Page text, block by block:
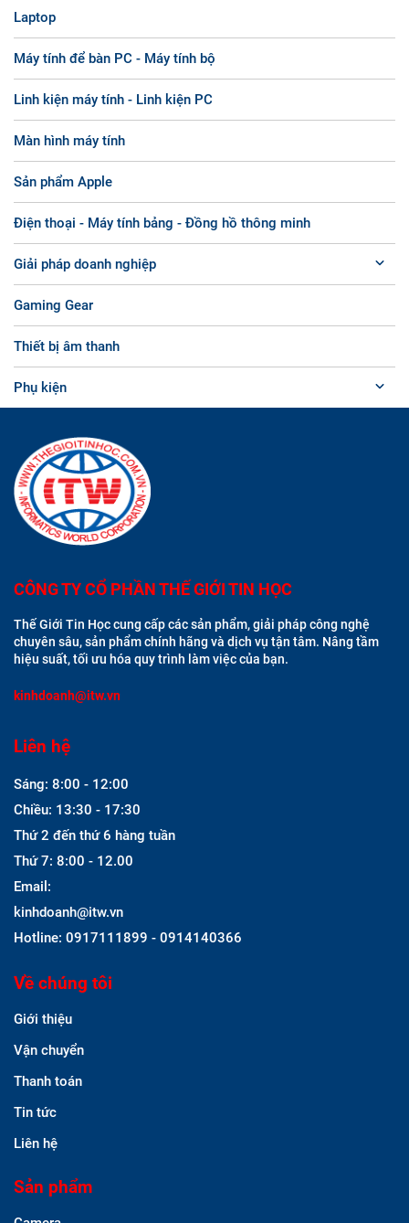
Laptop
Máy tính để bàn PC - Máy tính bộ
Linh kiện máy tính - Linh kiện PC
Màn hình máy tính
Sản phẩm Apple
Điện thoại - Máy tính bảng - Đồng hồ thông minh
Giải pháp doanh nghiệp
Gaming Gear
Thiết bị âm thanh
Phụ kiện
CÔNG TY CỔ PHẦN THẾ GIỚI TIN HỌC
Thế Giới Tin Học cung cấp các sản phẩm, giải pháp công nghệ
chuyên sâu, sản phẩm chính hãng và dịch vụ tận tâm. Nâng tầm
hiệu suất, tối ưu hóa quy trình làm việc của bạn.
kinhdoanh@itw.vn
Liên hệ
Sáng: 8:00 - 12:00
Chiều: 13:30 - 17:30
Thứ 2 đến thứ 6 hàng tuần
Thứ 7: 8:00 - 12.00
Email:
kinhdoanh@itw.vn
Hotline: 0917111899 - 0914140366
Về chúng tôi
Giới thiệu
Vận chuyển
Thanh toán
Tin tức
Liên hệ
Sản phẩm